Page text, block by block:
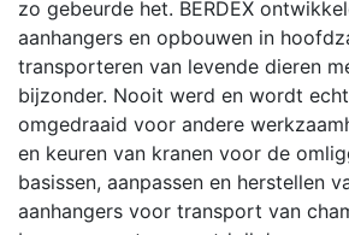
zo gebeurde het. BERDEX
aanhangers en opbouwen in
transporteren van levende dieren
bijzonder. Nooit werd en wordt
omgedraaid voor andere
en keuren van kranen voor de
basissen, aanpassen en herstellen
aanhangers voor transport van